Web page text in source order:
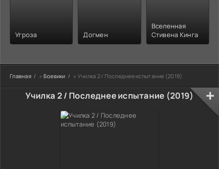
Угроза Догмен
Вселенная
Стивена Кинга
Главная » Боевики » Училка 2 / Последнее испытание (2019)
Училка 2 / Последнее испытание (2019)